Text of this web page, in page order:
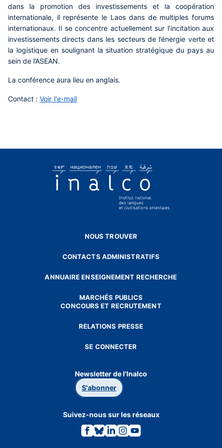
dans la promotion des investissements et la coopération
internationale, il représente le Laos dans de multiples forums
internationaux. Il se concentre actuellement sur l’incitation aux
investissements directs dans les secteurs de l’énergie verte et
la logistique en soulignant la situation stratégique du pays au
sein de l’ASEAN.
La conférence aura lieu en anglais.
Contact : Voir l'e-mail
NOUS TROUVER
CONTACTS ADMINISTRATIFS
ANNUAIRE ENSEIGNEMENT RECHERCHE
MARCHÉS PUBLICS
CONCOURS ET RECRUTEMENT
RELATIONS PRESSE
SE CONNECTER
Newsletter de l'Inalco
S'abonner
Suivez-nous sur les réseaux
Lien
vers
Lien
vers
Lien
vers
Lien
vers
Lien
vers